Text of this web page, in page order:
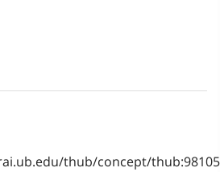
thub/concept/